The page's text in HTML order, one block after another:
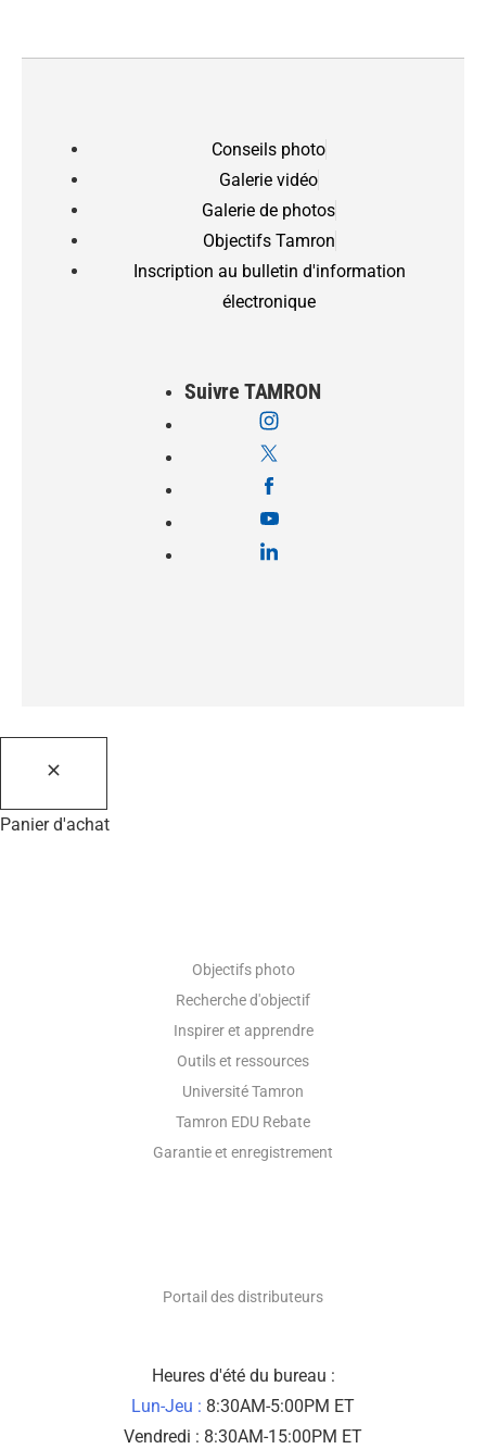
Conseils photo
Galerie vidéo
Galerie de photos
Objectifs Tamron
Inscription au bulletin d'information
électronique
Suivre TAMRON
Panier d'achat
Objectifs photo
Recherche d'objectif
Inspirer et apprendre
Outils et ressources
Université Tamron
Tamron EDU Rebate
Garantie et enregistrement
Portail des distributeurs
Heures d'été du bureau :
Lun-Jeu : 8:30AM-5:00PM ET
Vendredi : 8:30AM-15:00PM ET